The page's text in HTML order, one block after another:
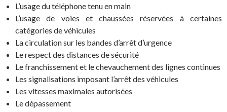
L’usage du téléphone tenu en main
L’usage de voies et chaussées réservées à certaines
catégories de véhicules
La circulation sur les bandes d’arrêt d’urgence
Le respect des distances de sécurité
Le franchissement et le chevauchement des lignes continues
Les signalisations imposant l’arrêt des véhicules
Les vitesses maximales autorisées
Le dépassement